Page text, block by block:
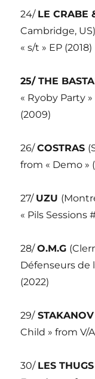
24/ LE CRABE
Cambridge,
« s/t » EP (2018)
25/ THE
« Ryoby Party
(2009)
26/COSTRAS
from « Demo »
27/ UZU
« Pils Sessions
28/O.M.G
Défenseurs de
(2022)
29/STAKANOV
Child » from V/
30/ LES THUGS